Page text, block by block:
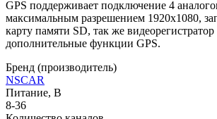
GPS поддерживает подключение 4
максимальным разрешением 1920х1080,
карту памяти SD, так же
дополнительные функции GPS.
Бренд (производитель)
NSCAR
Питание, В
8-36